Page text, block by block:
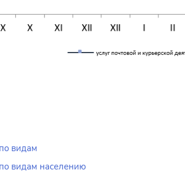
видам
видам населению